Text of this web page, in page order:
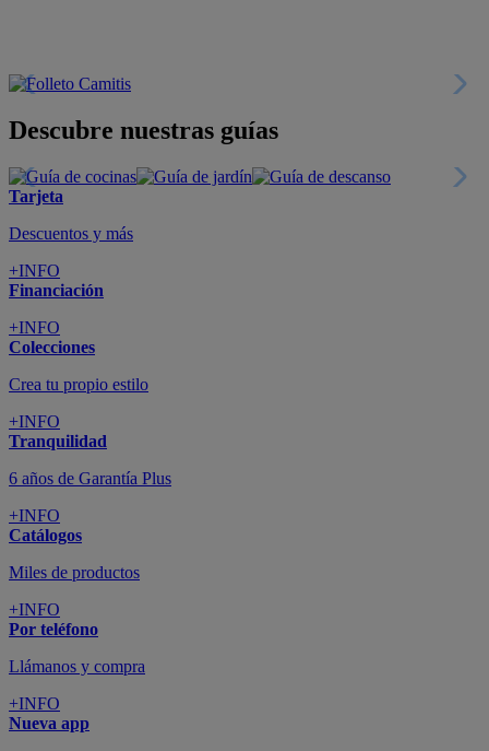
Descubre nuestras guías
Tarjeta
Descuentos y más
+INFO
Financiación
+INFO
Colecciones
Crea tu propio estilo
+INFO
Tranquilidad
6 años de Garantía Plus
+INFO
Catálogos
Miles de productos
+INFO
Por teléfono
Llámanos y compra
+INFO
Nueva app